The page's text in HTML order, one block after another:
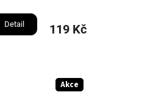
Detail 119 Kč
Akce